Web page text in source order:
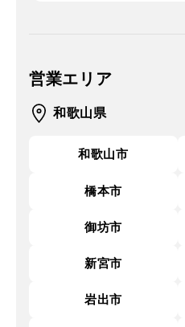
営業エリア
和歌山県
和歌山市
橋本市
御坊市
新宮市
岩出市